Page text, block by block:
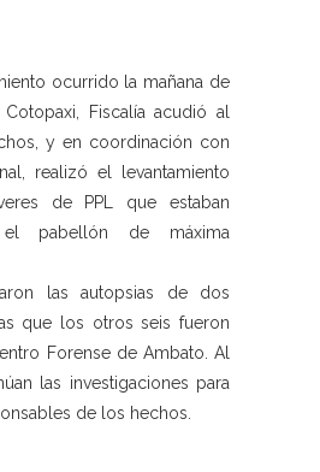
ocurrido la mañana de
Fiscalía acudió al
y en coordinación con
realizó el levantamiento
de PPL que estaban
pabellón de máxima
las autopsias de dos
que los otros seis fueron
Forense de Ambato. Al
las investigaciones para
de los hechos.